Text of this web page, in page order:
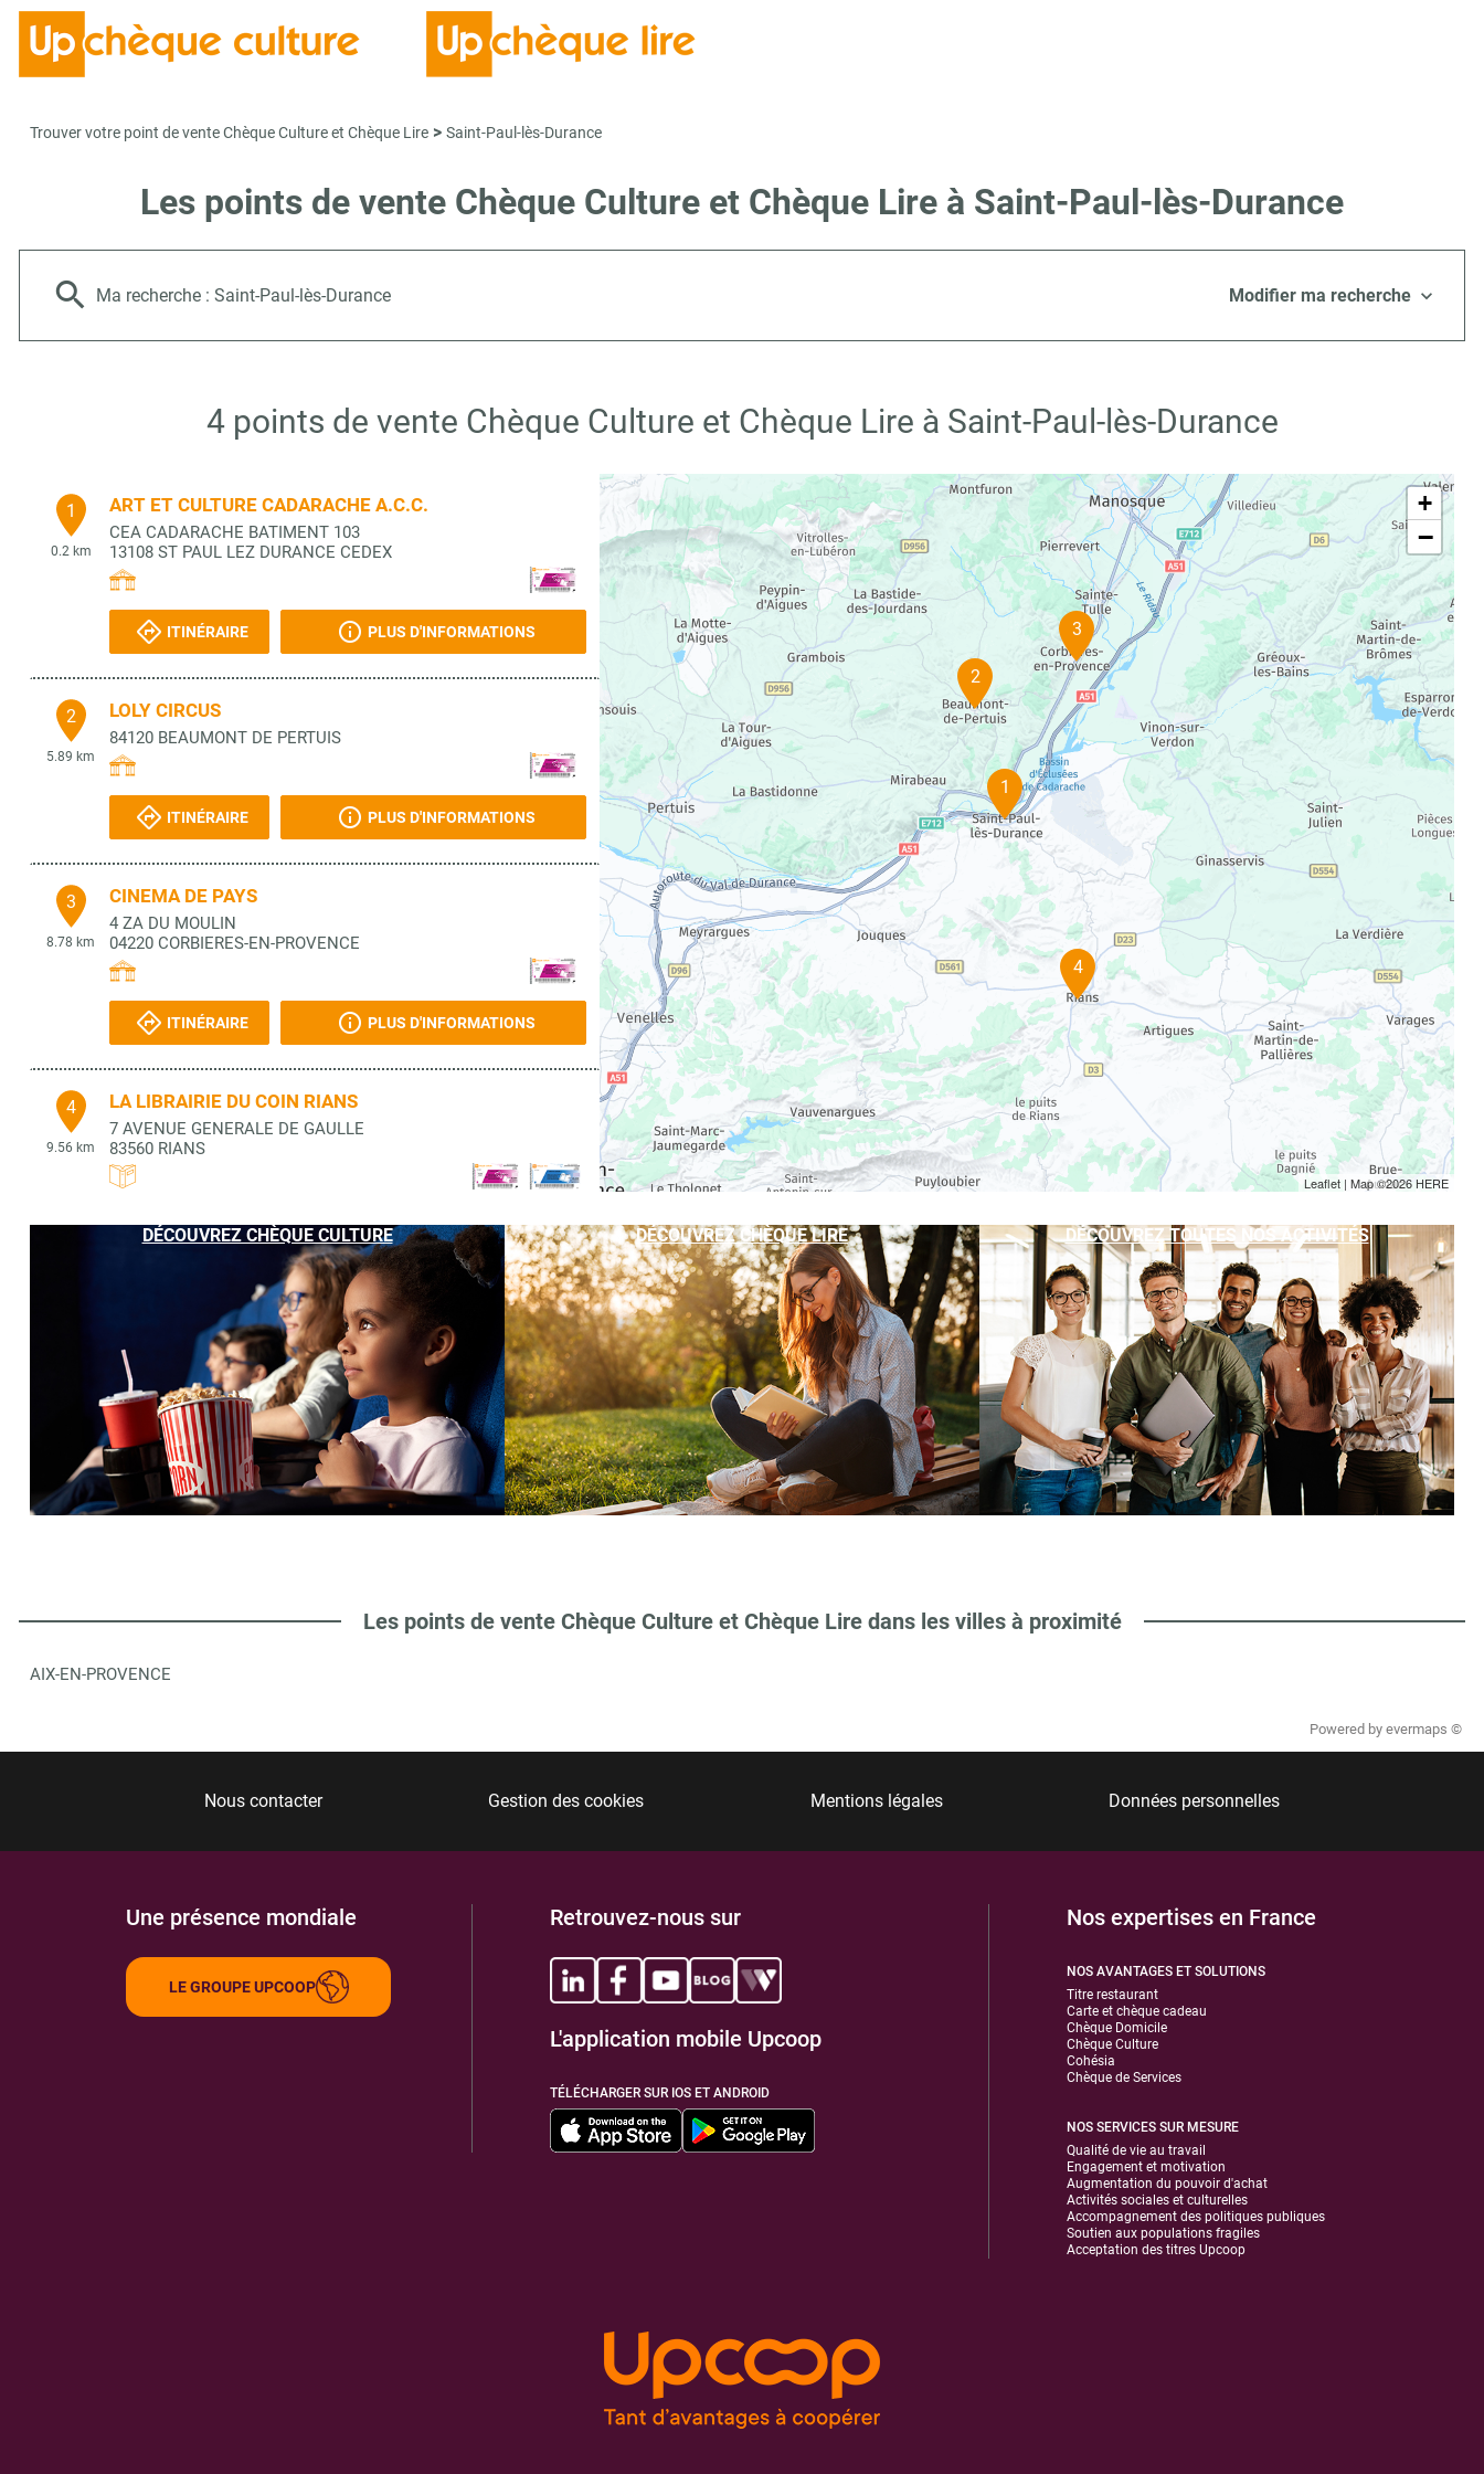
Trouver votre point de vente Chèque Culture et Chèque Lire > Saint-Paul-lès-Durance
Les points de vente Chèque Culture et Chèque Lire à Saint-Paul-lès-Durance
Ma recherche : Saint-Paul-lès-Durance Modifier ma recherche
4 points de vente Chèque Culture et Chèque Lire à Saint-Paul-lès-Durance
1
0.2 km
ART ET CULTURE CADARACHE A.C.C.
CEA CADARACHE BATIMENT 103
13108 ST PAUL LEZ DURANCE CEDEX
ITINÉRAIRE PLUS D'INFORMATIONS
2
5.89 km
LOLY CIRCUS
84120 BEAUMONT DE PERTUIS
ITINÉRAIRE PLUS D'INFORMATIONS
3
8.78 km
CINEMA DE PAYS
4 ZA DU MOULIN
04220 CORBIERES-EN-PROVENCE
ITINÉRAIRE PLUS D'INFORMATIONS
4
9.56 km
LA LIBRAIRIE DU COIN RIANS
7 AVENUE GENERALE DE GAULLE
83560 RIANS
ITINÉRAIRE PLUS D'INFORMATIONS
4
3
2
1
+
−
Leaflet | Map ©2026 HERE
DÉCOUVREZ CHÈQUE CULTURE DÉCOUVREZ CHÈQUE LIRE DÉCOUVREZ TOUTES NOS ACTIVITÉS
Les points de vente Chèque Culture et Chèque Lire dans les villes à proximité
AIX-EN-PROVENCE
Powered by evermaps ©
Nous contacter Gestion des cookies Mentions légales Données personnelles
Une présence mondiale
LE GROUPE UPCOOP
Retrouvez-nous sur
L'application mobile Upcoop
TÉLÉCHARGER SUR IOS ET ANDROID
Nos expertises en France
NOS AVANTAGES ET SOLUTIONS
Titre restaurant
Carte et chèque cadeau
Chèque Domicile
Chèque Culture
Cohésia
Chèque de Services
NOS SERVICES SUR MESURE
Qualité de vie au travail
Engagement et motivation
Augmentation du pouvoir d'achat
Activités sociales et culturelles
Accompagnement des politiques publiques
Soutien aux populations fragiles
Acceptation des titres Upcoop